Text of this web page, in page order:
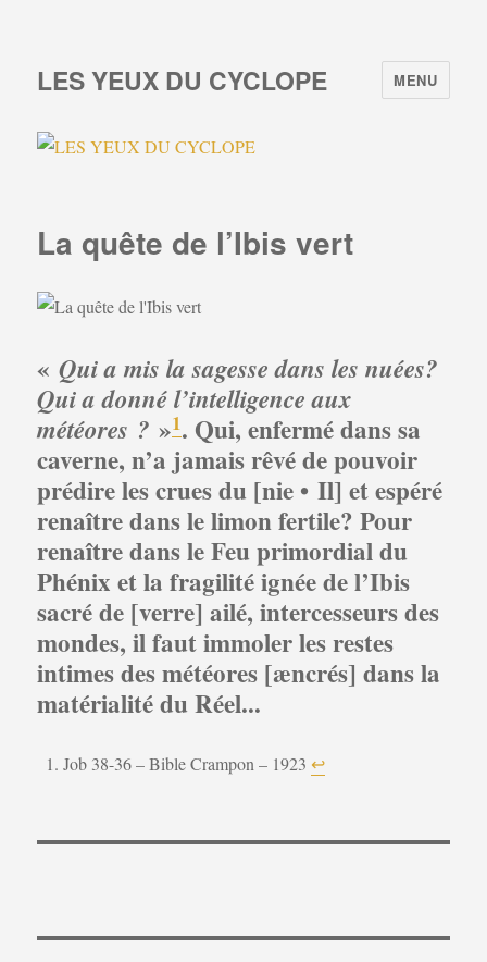
LES YEUX DU CYCLOPE MENU
La quête de l’Ibis vert
«Qui a mis la sagesse dans les nuées?
Qui a donné l’intelligence aux
météores ? »1.Qui, enfermé dans sa
caverne, n’a jamais rêvé de pouvoir
prédire les crues du [nie • Il] et espéré
renaître dans le limon fertile? Pour
renaître dans le Feu primordial du
Phénix et la fragilité ignée de l’Ibis
sacré de [verre] ailé, intercesseurs des
mondes, il faut immoler les restes
intimes des météores [æncrés] dans la
matérialité du Réel...
Job 38-36 – Bible Crampon – 1923 ↩︎